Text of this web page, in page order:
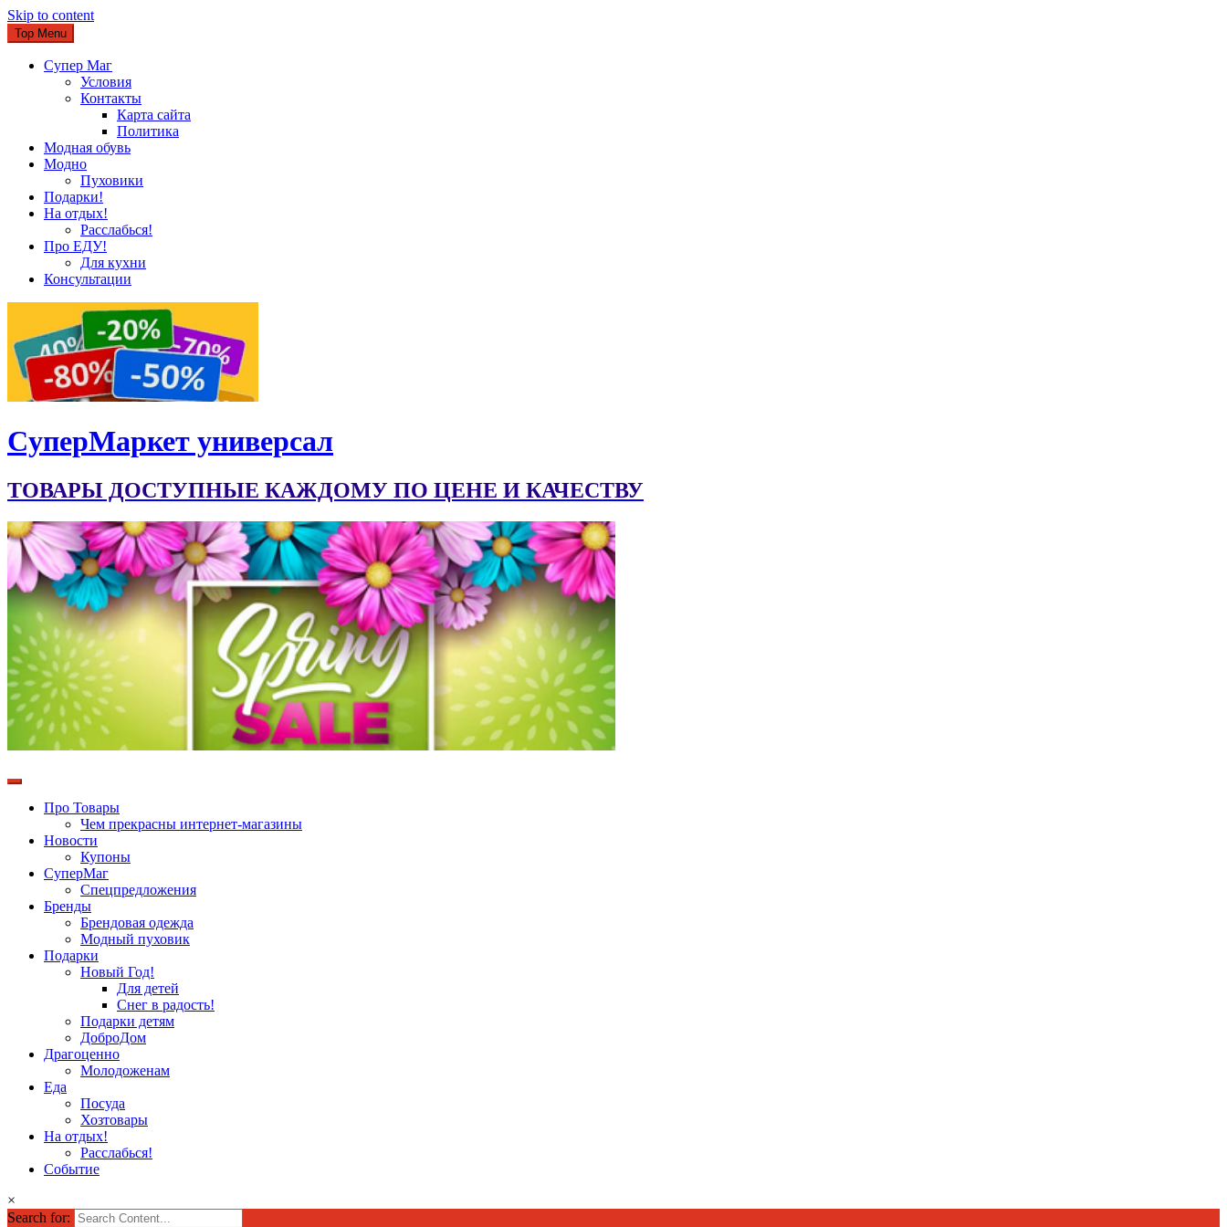
Skip to content
Top Menu
Супер Маг
Условия
Контакты
Карта сайта
Политика
Модная обувь
Модно
Пуховики
Подарки!
На отдых!
Расслабься!
Про ЕДУ!
Для кухни
Консультации
CуперМаркет универсал
ТОВАРЫ ДОСТУПНЫЕ КАЖДОМУ ПО ЦЕНЕ И КАЧЕСТВУ
Про Товары
Чем прекрасны интернет-магазины
Новости
Купоны
СуперМаг
Спецпредложения
Бренды
Брендовая одежда
Модный пуховик
Подарки
Новый Год!
Для детей
Снег в радость!
Подарки детям
ДоброДом
Драгоценно
Молодоженам
Еда
Посуда
Хозтовары
На отдых!
Расслабься!
Событие
×
Search for: